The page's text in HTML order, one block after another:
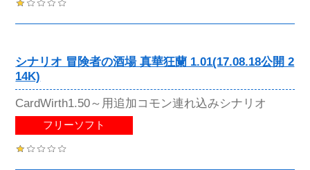
シナリオ 冒険者の酒場 真華狂蘭 1.01(17.08.18公開 2
14K)
CardWirth1.50～用追加コモン連れ込みシナリオ
フリーソフト